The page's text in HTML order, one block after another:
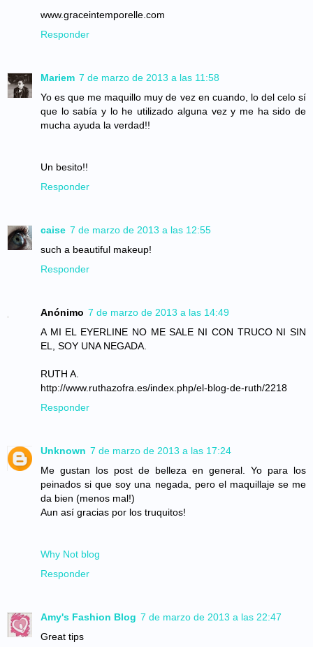
www.graceintemporelle.com
Responder
Mariem 7 de marzo de 2013 a las 11:58
Yo es que me maquillo muy de vez en cuando, lo del celo sí
que lo sabía y lo he utilizado alguna vez y me ha sido de
mucha ayuda la verdad!!
Un besito!!
Responder
caise 7 de marzo de 2013 a las 12:55
such a beautiful makeup!
Responder
Anónimo 7 de marzo de 2013 a las 14:49
A MI EL EYERLINE NO ME SALE NI CON TRUCO NI SIN
EL, SOY UNA NEGADA.
RUTH A.
http://www.ruthazofra.es/index.php/el-blog-de-ruth/2218
Responder
Unknown 7 de marzo de 2013 a las 17:24
Me gustan los post de belleza en general. Yo para los
peinados si que soy una negada, pero el maquillaje se me
da bien (menos mal!)
Aun así gracias por los truquitos!
Why Not blog
Responder
Amy's Fashion Blog 7 de marzo de 2013 a las 22:47
Great tips